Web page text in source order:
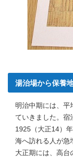
湯治場から保養
明治中期には、平
ていきました。宿
1925（大正14）
海へ訪れる人が急
大正期には、高台